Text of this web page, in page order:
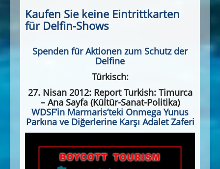
Kaufen Sie keine Eintrittkarten
für Delfin-Shows
Spenden für Aktionen zum Schutz der
Delfine
Türkisch:
27. Nisan 2012: Report Turkish: Timurca
– Ana Sayfa (Kültür-Sanat-Politika)
WDSF’in Marmaris’teki Onmega Yunus
Parkına ve Diğerlerine Karşı Adalet Zaferi